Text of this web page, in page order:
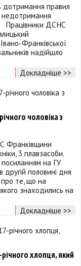
дотримання правил
недотримання
Працівники ДСНС
Франківської
надійшло
Докладніше >>
чоловіка з
Франківщини
3 плавзасоби.
на ГУ
половині дня
про те, що на
знаходились на
Докладніше >>
хлопця, який